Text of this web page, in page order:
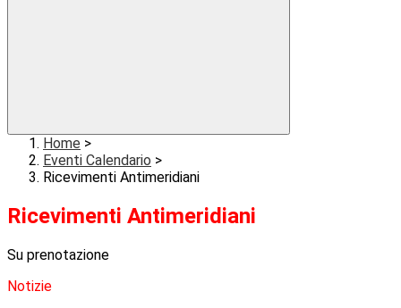
Home >
Eventi Calendario >
Ricevimenti Antimeridiani
Ricevimenti Antimeridiani
Su prenotazione
Notizie